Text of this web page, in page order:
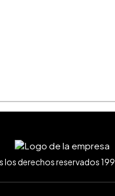
los derechos reservados